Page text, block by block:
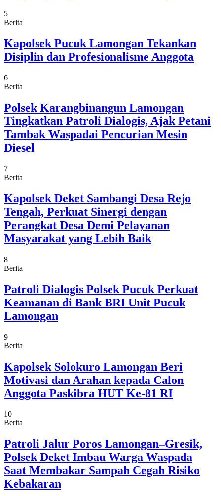
5
Berita
Kapolsek Pucuk Lamongan Tekankan
Disiplin dan Profesionalisme Anggota
6
Berita
Polsek Karangbinangun Lamongan
Tingkatkan Patroli Dialogis, Ajak Petani
Tambak Waspadai Pencurian Mesin
Diesel
7
Berita
Kapolsek Deket Sambangi Desa Rejo
Tengah, Perkuat Sinergi dengan
Perangkat Desa Demi Pelayanan
Masyarakat yang Lebih Baik
8
Berita
Patroli Dialogis Polsek Pucuk Perkuat
Keamanan di Bank BRI Unit Pucuk
Lamongan
9
Berita
Kapolsek Solokuro Lamongan Beri
Motivasi dan Arahan kepada Calon
Anggota Paskibra HUT Ke-81 RI
10
Berita
Patroli Jalur Poros Lamongan–Gresik,
Polsek Deket Imbau Warga Waspada
Saat Membakar Sampah Cegah Risiko
Kebakaran